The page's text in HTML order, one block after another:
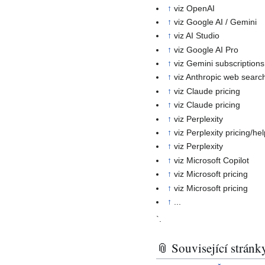
↑ viz OpenAI
↑ viz Google AI / Gemini
↑ viz AI Studio
↑ viz Google AI Pro
↑ viz Gemini subscriptions
↑ viz Anthropic web
↑ viz Claude pricing
↑ viz Claude pricing
↑ viz Perplexity
↑ viz Perplexity pricing/
↑ viz Perplexity
↑ viz Microsoft Copilot
↑ viz Microsoft pricing
↑ viz Microsoft pricing
↑
`.
📎 Související